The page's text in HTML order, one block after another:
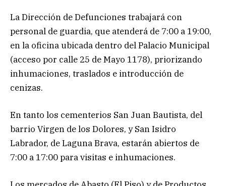
La Dirección de Defunciones trabajará con
personal de guardia, que atenderá de 7:00 a 19:00,
en la oficina ubicada dentro del Palacio Municipal
(acceso por calle 25 de Mayo 1178), priorizando
inhumaciones, traslados e introducción de
cenizas.
En tanto los cementerios San Juan Bautista, del
barrio Virgen de los Dolores, y San Isidro
Labrador, de Laguna Brava, estarán abiertos de
7:00 a 17:00 para visitas e inhumaciones.